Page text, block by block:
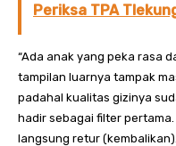
Periksa TPA
“Ada anak yang peka rasa
tampilan luarnya tampak
padahal kualitas gizinya
hadir sebagai filter
langsung retur